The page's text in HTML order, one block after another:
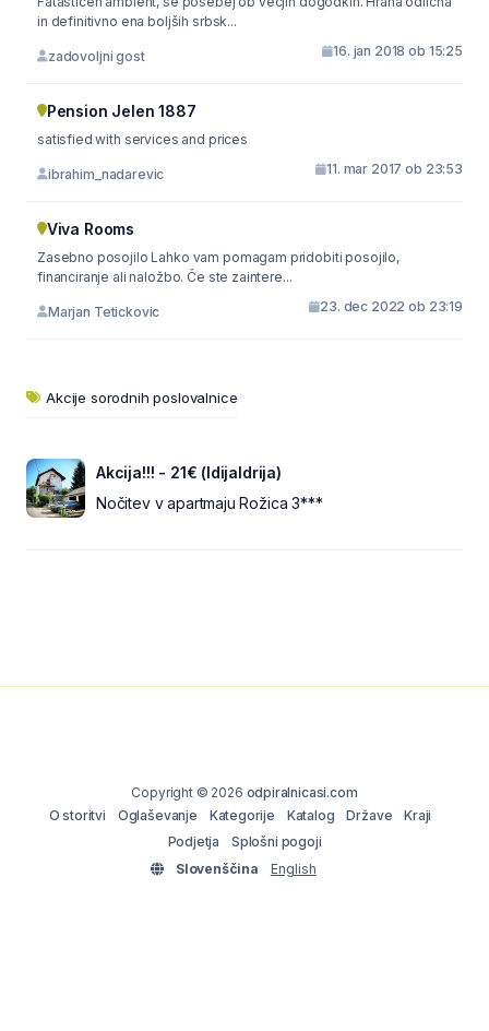
in definitivno ena boljših srbsk...
zadovoljni gost 16. jan 2018 ob 15:25
Pension Jelen 1887
satisfied with services and prices
ibrahim_nadarevic 11. mar 2017 ob 23:53
Viva Rooms
Zasebno posojilo Lahko vam pomagam pridobiti posojilo,
financiranje ali naložbo. Če ste zaintere...
Marjan Tetickovic 23. dec 2022 ob 23:19
Akcije sorodnih poslovalnice
Akcija!!! - 21€ (IdijaIdrija)
Nočitev v apartmaju Rožica 3***
Copyright © 2026 odpiralnicasi.com
O storitvi
Oglaševanje Kategorije Katalog Države
Kraji
Podjetja
Splošni pogoji
Slovenščina
English